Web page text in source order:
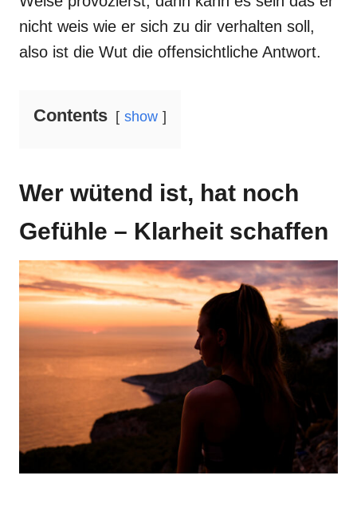
nicht weis wie er sich zu dir verhalten soll,
also ist die Wut die offensichtliche Antwort.
Contents show
Wer wütend ist, hat noch
Gefühle – Klarheit schaffen